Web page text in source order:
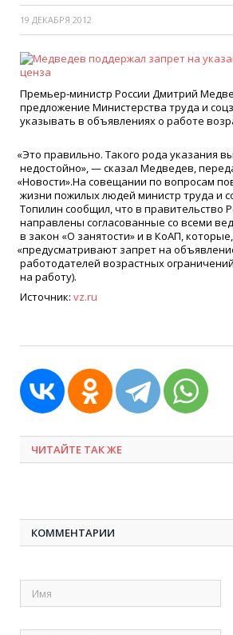
19 ДЕКАБРЯ 2012
Премьер-министр России Дмитрий
предложение Министерства труда и
указывать в объявлениях о работе
«Это правильно. Такого рода указания
недостойно», — сказал Медведев,
«Новости».На совещании по вопросам
жизни пожилых людей министр труда и
Топилин сообщил, что в правительство
направлены согласованные со всеми
в закон «О занятости» и в КоАП,
«предусматривают запрет на
работодателей возрастных
на работу).
Источник: vz.ru
ЧИТАЙТЕ ТАК ЖЕ
КОММЕНТАРИИ